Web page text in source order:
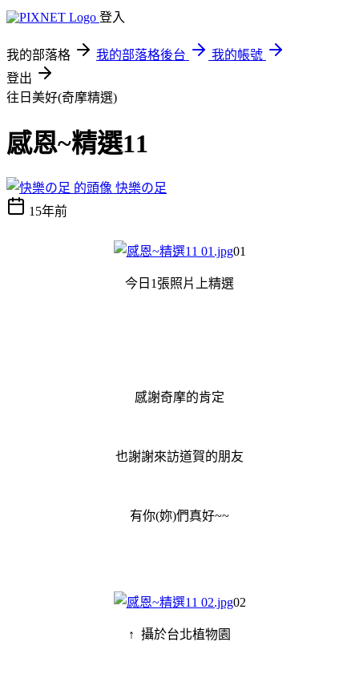
登入
我的部落格 我的部落格後台
我的帳號
登出
往日美好(奇摩精選)
感恩~精選11
快樂の足
15年前
01
今日1張照片上精選
感謝奇摩的肯定
也謝謝來訪道賀的朋友
有你(妳)們真好~~
02
↑ 攝於台北植物園